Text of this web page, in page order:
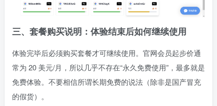
三、套餐购买说明：体验结束后如何继续使用
体验完毕后必须购买套餐才可继续使用。官网会员起步价通
常为 20 美元/月，所以几乎不存在“永久免费使用”，最多就是
免费体验。不要相信所谓长期免费的说法（除非是国产冒充
的假货）。